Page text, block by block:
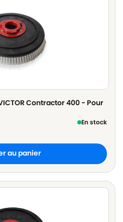
Contractor 400 - Pour
En stock
au panier